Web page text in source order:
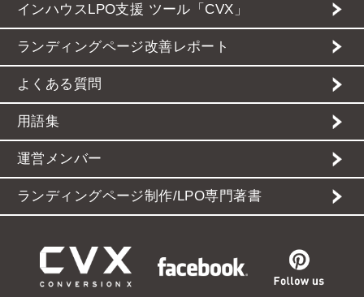
インハウスLPO支援 ツール「CVX」
ランディングページ改善レポート
よくある質問
用語集
運営メンバー
ランディングページ制作/LPO専門著書